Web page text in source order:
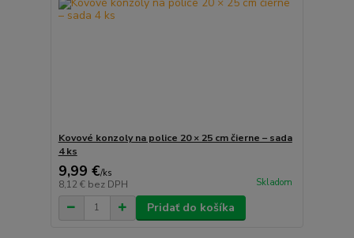
Kovové konzoly na police 20 × 25 cm čierne – sada
4 ks
9,99 €/ks
8,12 € bez DPH Skladom
Pridať do košíka